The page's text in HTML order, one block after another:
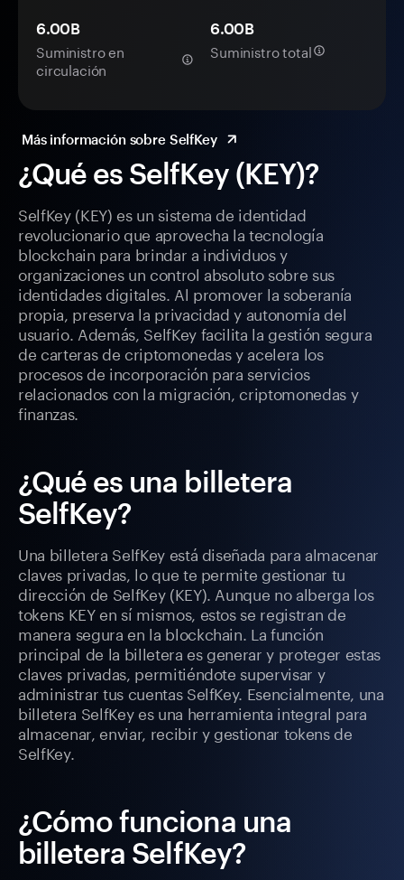
¿Qué es SelfKey (KEY)?
SelfKey (KEY) es un sistema de identidad
revolucionario que aprovecha la tecnología
blockchain para brindar a individuos y
organizaciones un control absoluto sobre sus
identidades digitales. Al promover la soberanía
propia, preserva la privacidad y autonomía del
usuario. Además, SelfKey facilita la gestión segura
de carteras de criptomonedas y acelera los
procesos de incorporación para servicios
relacionados con la migración, criptomonedas y
finanzas.
¿Qué es una billetera
SelfKey?
Una billetera SelfKey está diseñada para almacenar
claves privadas, lo que te permite gestionar tu
dirección de SelfKey (KEY). Aunque no alberga los
tokens KEY en sí mismos, estos se registran de
manera segura en la blockchain. La función
principal de la billetera es generar y proteger estas
claves privadas, permitiéndote supervisar y
administrar tus cuentas SelfKey. Esencialmente, una
billetera SelfKey es una herramienta integral para
almacenar, enviar, recibir y gestionar tokens de
SelfKey.
¿Cómo funciona una
billetera SelfKey?
6.00B
Suministro en
circulación
6.00B
Suministro total
Más información sobre SelfKey